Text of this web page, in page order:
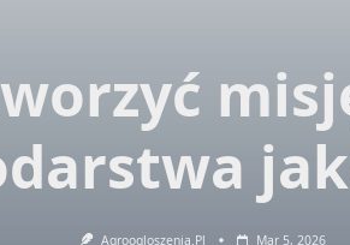
Agroogloszenia.pl Mar 5, 2026